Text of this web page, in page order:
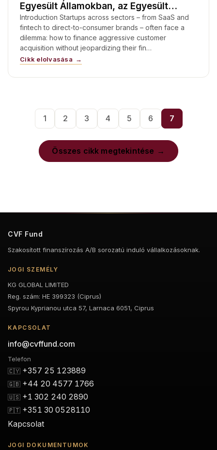
Egyesült Államokban, az Egyesült
Királyságban és az EU-ban
Introduction Startups across sectors – from SaaS and
fintech to direct-to-consumer brands – often face a
dilemma: how to finance aggressive customer
acquisition without jeopardizing their fin…
Cikk elolvasása
1 2 3 4 5 6 7
Összes cikk megtekintése
CVF Fund
Szakosított finanszírozás A/B sorozatú induló vállalkozásoknak.
JOGI SZEMÉLY
KG GLOBAL LIMITED
Reg. szám: HE 399323 (Ciprus)
Spyrou Kyprianou utca 57, Larnaca 6051, Ciprus
KAPCSOLAT
info@cvffund.com
Telefon
🇨🇾 +357 25 123889
🇬🇧 +44 20 4577 1766
🇺🇸 +1 302 240 2890
🇵🇹 +351 30 0528110
Kapcsolat
JOGI DOKUMENTUMOK